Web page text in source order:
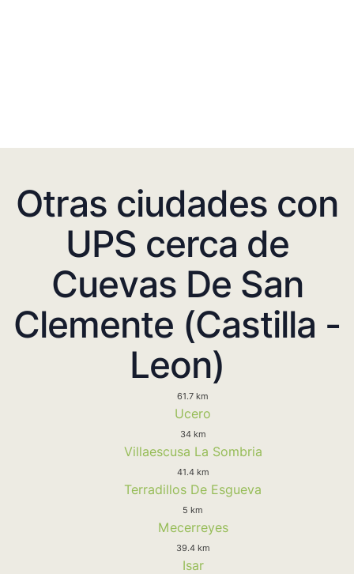
Otras ciudades con
UPS cerca de
Cuevas De San
Clemente (Castilla -
Leon)
61.7 km
Ucero
34 km
Villaescusa La Sombria
41.4 km
Terradillos De Esgueva
5 km
Mecerreyes
39.4 km
Isar